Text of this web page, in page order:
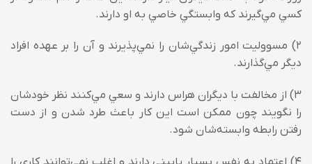
كسي مي‌‌گيرند كه وابستگي خاصي به او دارند.
2) مسووليت امور زندگي‌شان را نمي‌‌پذيرند و آن را بر عهده ‌افراد
ديگر مي‌‌گذارند.
3) از مخالفت با ديگران هراس دارند و سعي مي‌‌كنند نظر خودشان
را نگويند چون ممكن است اين كار باعث طرد شدن و از دست
رفتن رابطه وابسته‌شان شود.